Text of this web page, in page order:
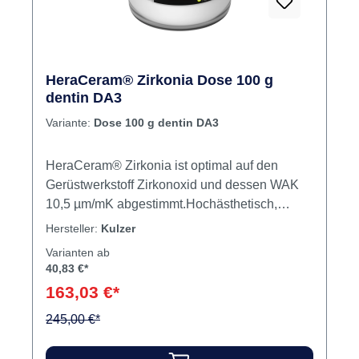
HeraCeram® Zirkonia Dose 100 g
dentin DA3
Variante: Dose 100 g dentin DA3
HeraCeram® Zirkonia ist optimal auf den
Gerüstwerkstoff Zirkonoxid und dessen WAK
10,5 µm/mK abgestimmt.Hochästhetisch,
sicher und effizient. Die stabilisierte Leuzit-
vor „Chipping“. Dank SLS bietet HeraCeram
von Zirkonoxid.Das pastenförmige HeraCeram
Zirkonia Adhesive sichert den maximalen
Hersteller: Kulzer
Varianten ab
40,83 €*
163,03 €*
245,00 €*